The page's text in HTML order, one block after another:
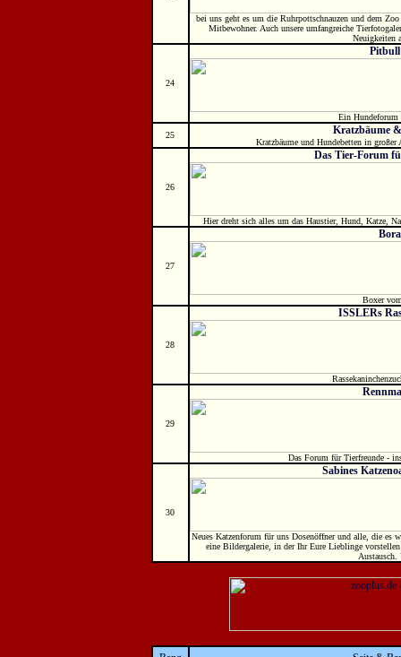
bei uns geht es um die Ruhrpottschnauzen und dem
Mitbewohner. Auch unsere umfangreiche
Neuigkeiten
24
Ein Hundeforum
25
Kratzbäume
Kratzbäume und Hundebetten in großer
26
Das Tier-Forum
Hier dreht sich alles um das Haustier, Hund, Katze,
27
Boxer
28
ISSLERs
29
Das Forum für Tierfreunde -
30
Sabines
Neues Katzenforum für uns Dosenöffner und alle, die es
eine Bildergalerie, in der Ihr Eure Lieblinge
Austausch.